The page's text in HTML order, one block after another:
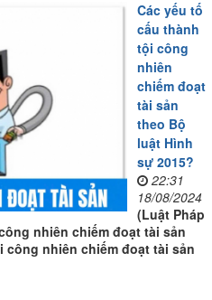
Các yếu tố
cấu thành
tội công
nhiên
chiếm đoạt
tài sản
theo Bộ
luật Hình
sự 2015?
22:31
18/08/2024
(Luật Pháp
nhiên chiếm đoạt tài sản
công nhiên chiếm đoạt tài sản